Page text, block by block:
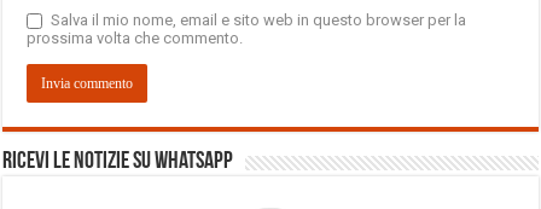
Salva il mio nome, email e sito web in questo browser per la
prossima volta che commento.
Ricevi le notizie su Whatsapp